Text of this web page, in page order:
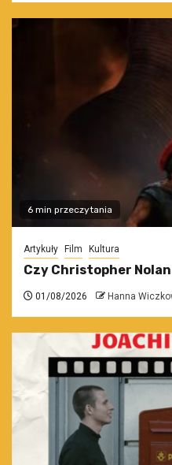
6 min przeczytania
Artykuły Film Kultura
Czy Christopher Nolan
01/08/2026 Hanna